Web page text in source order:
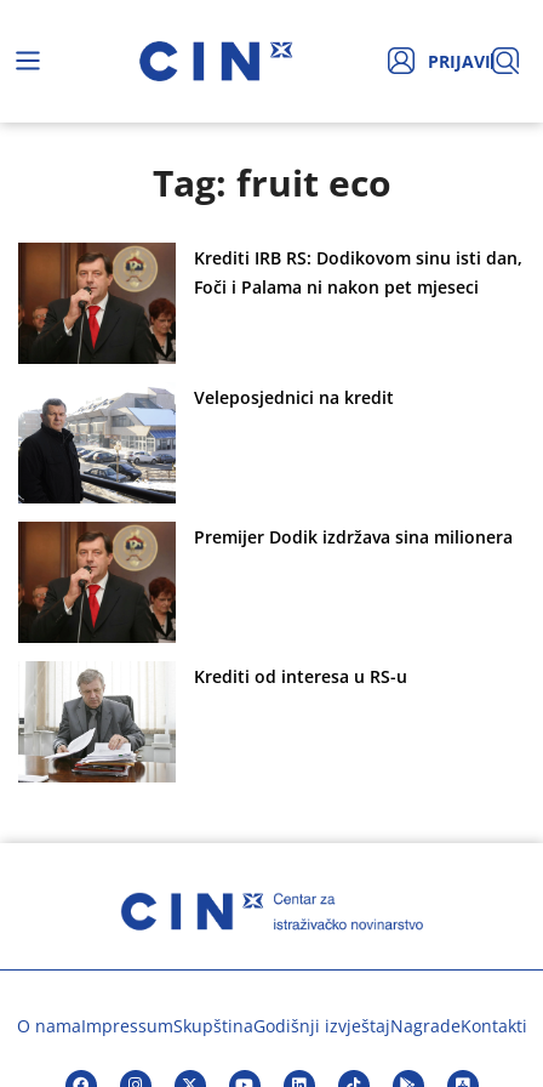
PRIJAVI
Tag: fruit eco
Krediti IRB RS: Dodikovom sinu isti dan,
Foči i Palama ni nakon pet mjeseci
Veleposjednici na kredit
Premijer Dodik izdržava sina milionera
Krediti od interesa u RS-u
O namaImpressumSkupštinaGodišnji izvještajNagradeKontakti